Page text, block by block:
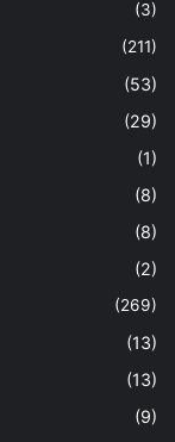
(3)
(211)
(53)
(29)
(1)
(8)
(8)
(2)
(269)
(13)
(13)
(9)